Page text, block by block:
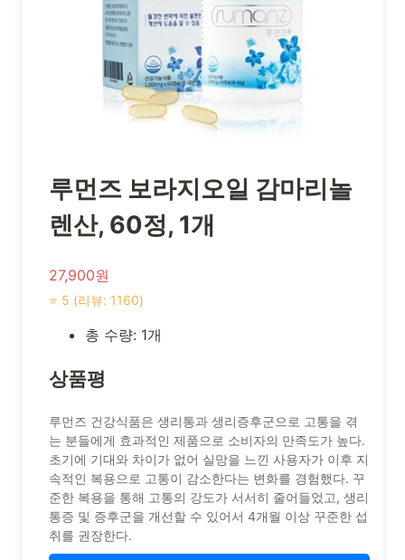
루먼즈 보라지오일 감마리놀
렌산, 60정, 1개
27,900원
⭐ 5 (리뷰: 1160)
총 수량: 1개
상품평
루먼즈 건강식품은 생리통과 생리증후군으로 고통을 겪
는 분들에게 효과적인 제품으로 소비자의 만족도가 높다.
초기에 기대와 차이가 없어 실망을 느낀 사용자가 이후 지
속적인 복용으로 고통이 감소한다는 변화를 경험했다. 꾸
준한 복용을 통해 고통의 강도가 서서히 줄어들었고, 생리
통증 및 증후군을 개선할 수 있어서 4개월 이상 꾸준한 섭
취를 권장한다.